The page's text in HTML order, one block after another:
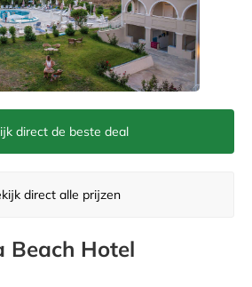
direct de beste deal
direct alle prijzen
Beach Hotel